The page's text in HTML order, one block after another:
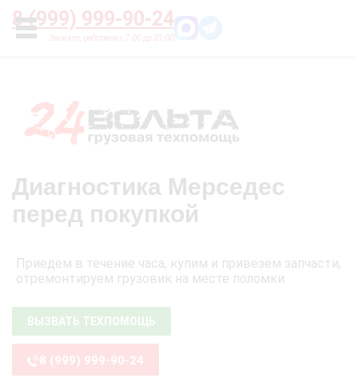
8 (999) 999-90-24
УСЛУГИ
Главная О нас Цены
Диагностика Мерседес
перед покупкой
Приедем в течение часа, купим и привезём запчасти,
отремонтируем грузовик на месте поломки
ВЫЗВАТЬ ТЕХПОМОЩЬ
8 (999) 999-90-24